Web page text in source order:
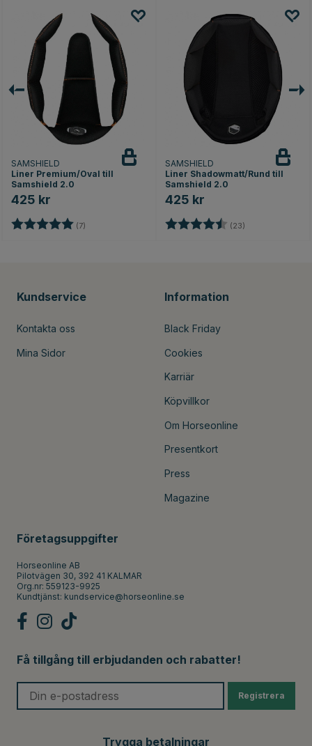
SAMSHIELD
Liner Premium/Oval till
Samshield 2.0
425 kr
Betyg: (7)
SAMSHIELD
Liner Shadowmatt/Rund till
Samshield 2.0
425 kr
Betyg: (23)
Kundservice
Kontakta oss
Mina Sidor
Information
Black Friday
Cookies
Karriär
Köpvillkor
Om Horseonline
Presentkort
Press
Magazine
Företagsuppgifter
Horseonline AB
Pilotvägen 30, 392 41 KALMAR
Org.nr: 559123-9925
Kundtjänst: kundservice@horseonline.se
Få tillgång till erbjudanden och rabatter!
Registrera
Trygga betalningar